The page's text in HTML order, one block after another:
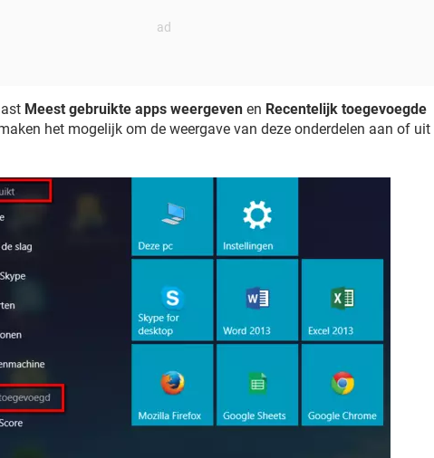
Meest gebruikte apps weergeven en Recentelijk toegevoegde
het mogelijk om de weergave van deze onderdelen aan of uit